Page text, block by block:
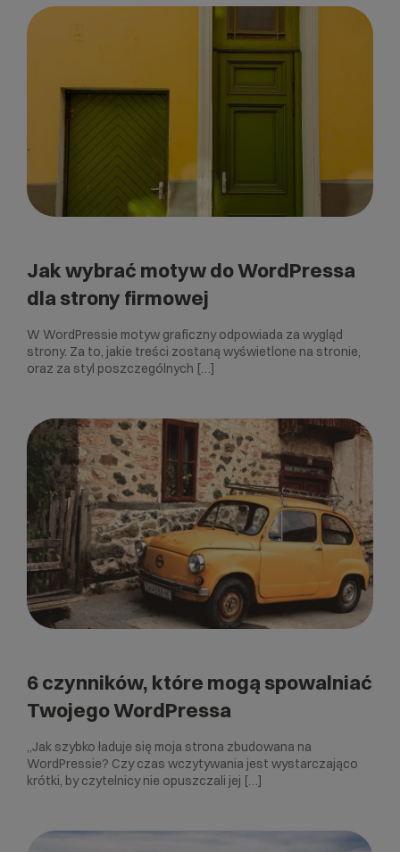
Jak wybrać motyw do WordPressa
dla strony firmowej
W WordPressie motyw graficzny odpowiada za wygląd
strony. Za to, jakie treści zostaną wyświetlone na stronie,
oraz za styl poszczególnych […]
6 czynników, które mogą spowalniać
Twojego WordPressa
„Jak szybko ładuje się moja strona zbudowana na
WordPressie? Czy czas wczytywania jest wystarczająco
krótki, by czytelnicy nie opuszczali jej […]